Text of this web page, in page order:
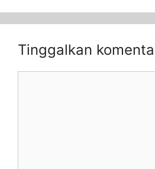
Tinggalkan